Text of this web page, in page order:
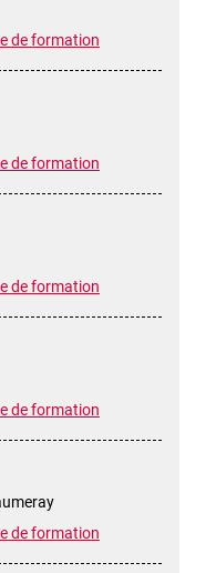
de formation
de formation
de formation
de formation
de formation